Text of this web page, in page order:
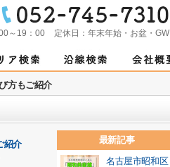
～19：00 定休日： 年末年始・お盆・GW
方もご紹介
紹介
最新記事
名古屋市昭和区